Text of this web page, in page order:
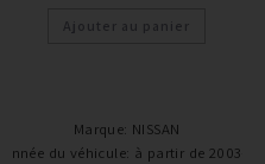
Ajouter au panier
Marque: NISSAN
Année du véhicule: à partir de 2003+